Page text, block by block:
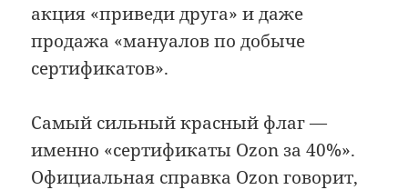
акция «приведи друга» и даже
продажа «мануалов по добыче
сертификатов».
Самый сильный красный флаг —
именно «сертификаты Ozon за 40%».
Официальная справка Ozon говорит,